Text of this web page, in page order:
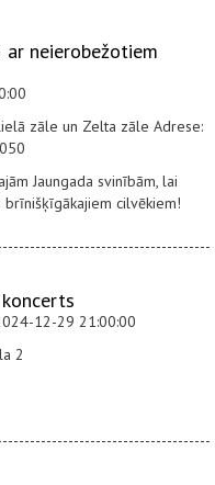
ar neierobežotiem
zāle un Zelta zāle Adrese:
Jaungada svinībām, lai
cilvēkiem!
12-29 21:00:00
2